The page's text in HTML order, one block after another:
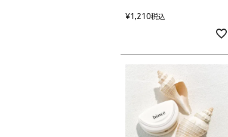
¥1,210税込